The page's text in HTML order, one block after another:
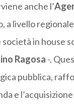
anche l’
a livello
in house
Ragosa -.
pubblica,
e